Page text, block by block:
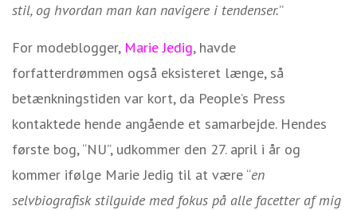
stil, og hvordan man kan navigere i tendenser.”
For modeblogger, Marie Jedig, havde
forfatterdrømmen også eksisteret længe, så
betænkningstiden var kort, da People’s Press
kontaktede hende angående et samarbejde. Hendes
første bog, “NU”, udkommer den 27. april i år og
kommer ifølge Marie Jedig til at være “en
selvbiografisk stilguide med fokus på alle facetter af mig